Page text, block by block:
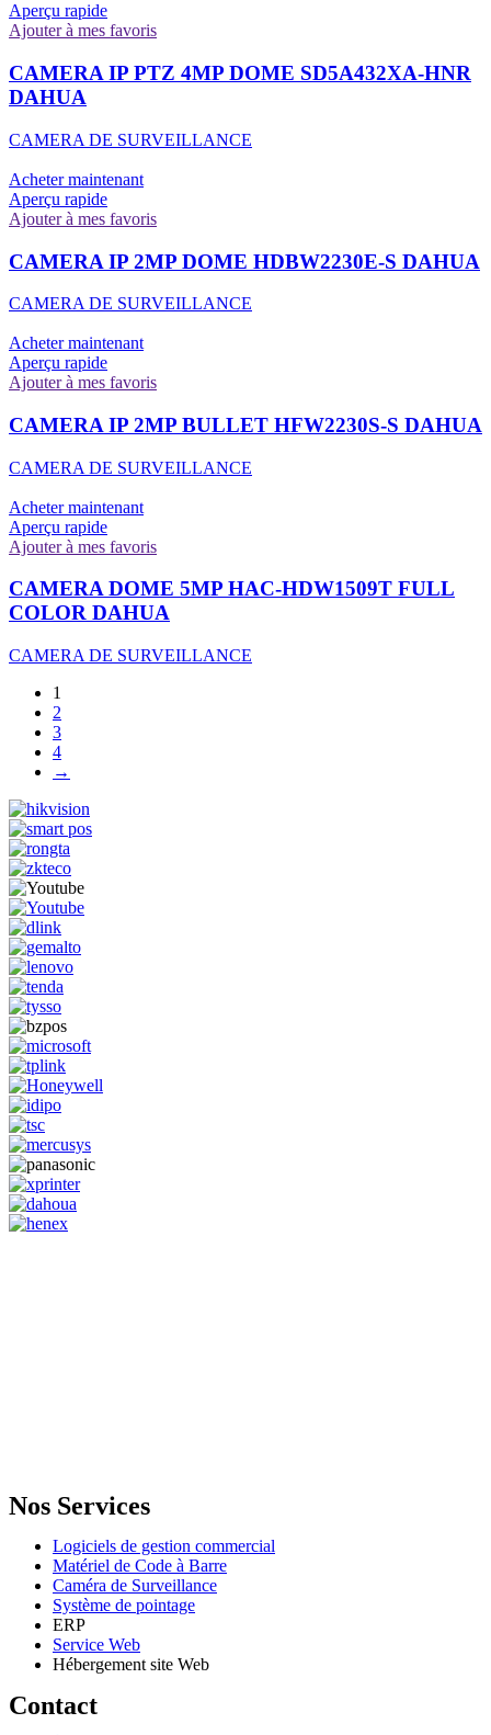
Aperçu rapide
Ajouter à mes favoris
CAMERA IP PTZ 4MP DOME SD5A432XA-HNR
DAHUA
CAMERA DE SURVEILLANCE
Acheter maintenant
Aperçu rapide
Ajouter à mes favoris
CAMERA IP 2MP DOME HDBW2230E-S DAHUA
CAMERA DE SURVEILLANCE
Acheter maintenant
Aperçu rapide
Ajouter à mes favoris
CAMERA IP 2MP BULLET HFW2230S-S DAHUA
CAMERA DE SURVEILLANCE
Acheter maintenant
Aperçu rapide
Ajouter à mes favoris
CAMERA DOME 5MP HAC-HDW1509T FULL
COLOR DAHUA
CAMERA DE SURVEILLANCE
1
2
3
4
→
Nos Services
Logiciels de gestion commercial
Matériel de Code à Barre
Caméra de Surveillance
Système de pointage
ERP
Service Web
Hébergement site Web
Contact